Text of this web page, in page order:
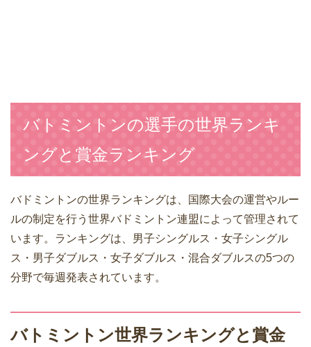
バトミントンの選手の世界ランキ
ングと賞金ランキング
バドミントンの世界ランキングは、国際大会の運営やルー
ルの制定を行う世界バドミントン連盟によって管理されて
います。ランキングは、男子シングルス・女子シングル
ス・男子ダブルス・女子ダブルス・混合ダブルスの5つの
分野で毎週発表されています。
バトミントン世界ランキングと賞金